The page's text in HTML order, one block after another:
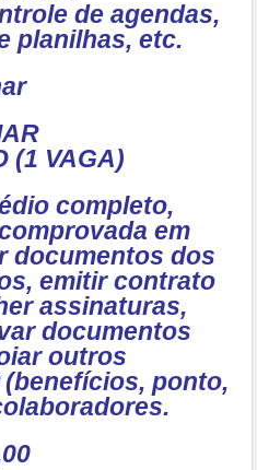
de agendas,
planilhas, etc.
(1 VAGA)
completo,
em
documentos dos
emitir contrato
assinaturas,
documentos
outros
ponto,